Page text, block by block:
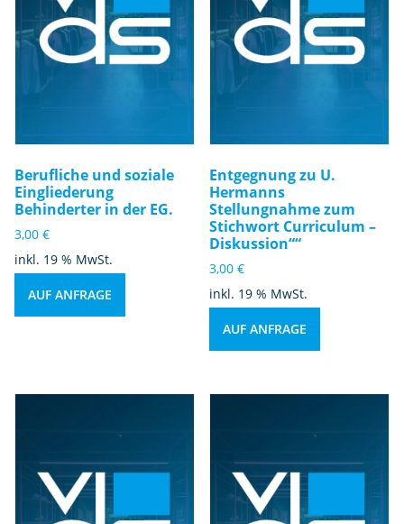
Berufliche und soziale
Eingliederung
Behinderter in der EG.
3,00 €
inkl. 19 % MwSt.
AUF ANFRAGE
Entgegnung zu U.
Hermanns
Stellungnahme zum
Stichwort Curriculum –
Diskussion““
3,00€
inkl. 19 % MwSt.
AUF ANFRAGE